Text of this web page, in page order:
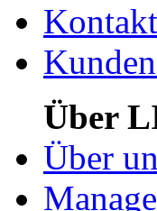
Über
Über